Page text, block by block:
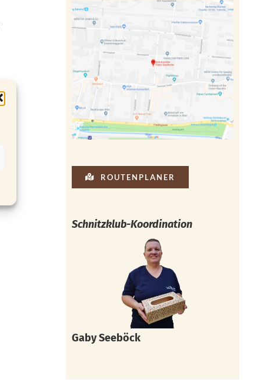
ROUTENPLANER
Schnitzklub-Koordination
Gaby Seeböck